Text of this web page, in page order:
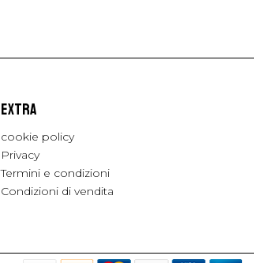
EXTRA
cookie policy
Privacy
Termini e condizioni
Condizioni di vendita